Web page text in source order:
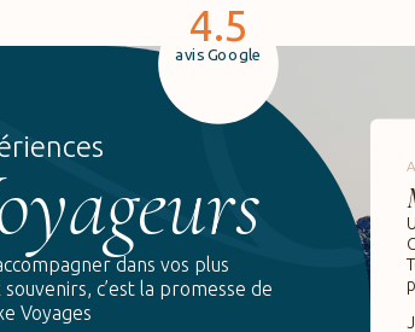
4.5
avis Google
dans vos plus
souvenirs, c’est la promesse de
Voyages